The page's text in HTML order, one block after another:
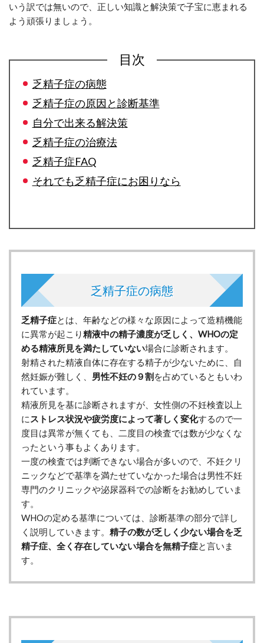
いう訳では無いので、正しい知識と解決策で子宝に恵まれる
よう頑張りましょう。
目次
乏精子症の病態
乏精子症の原因と診断基準
自分で出来る解決策
乏精子症の治療法
乏精子症FAQ
それでも乏精子症にお困りなら
乏精子症の病態
乏精子症とは、年齢などの様々な原因によって造精機能
に異常が起こり精液中の精子濃度が乏しく、WHOの定
める精液所見を満たしていない場合に診断されます。
射精された精液自体に存在する精子が少ないために、自
然妊娠が難しく、 男性不妊の９割を占めているともいわ
れています。
精液所見を基に診断されますが、女性側の不妊検査以上
に ストレス状況や疲労度によって著しく変化するので一
度目は異常が無くても、二度目の検査では数が少なくな
ったという事もよくあります。
一度の検査では判断できない場合が多いので、不妊クリ
ニックなどで基準を満たせていなかった場合は男性不妊
専門のクリニックや泌尿器科での診断をお勧めしていま
す。
WHOの定める基準については、診断基準の部分で詳し
く説明していきます。 精子の数が乏しく少ない場合を乏
精子症、全く存在していない場合を無精子症と言いま
す。